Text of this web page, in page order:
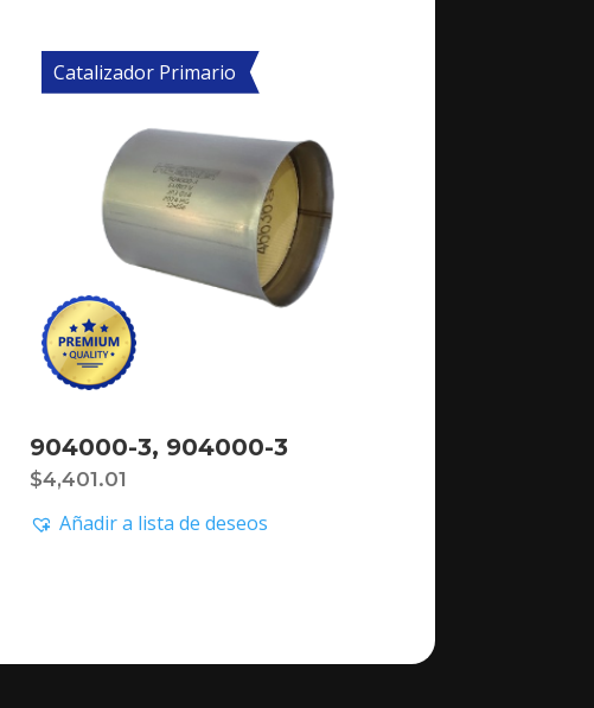
Catalizador Primario
904000-3, 904000-3
$4,401.01
Añadir a lista de deseos